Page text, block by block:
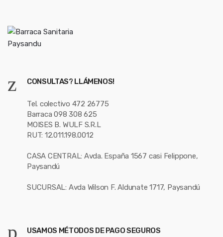
CONSULTAS? LLÁMENOS!
Tel. colectivo 472 26775
Barraca 098 308 625
MOISES B. WULF S.R.L
RUT: 12.011.198.0012
CASA CENTRAL: Avda. España 1567 casi Felippone,
Paysandú
SUCURSAL: Avda Wilson F. Aldunate 1717, Paysandú
USAMOS MÉTODOS DE PAGO SEGUROS